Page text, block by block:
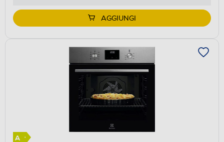
AGGIUNGI